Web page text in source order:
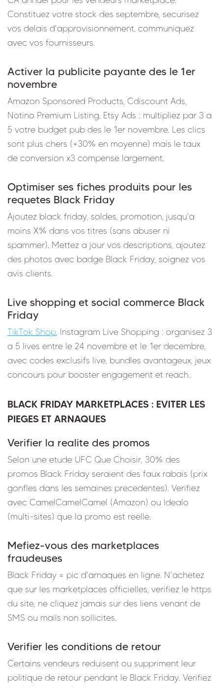
Constituez votre stock des septembre, securisez
vos delais d'approvisionnement, communiquez
avec vos fournisseurs.
Activer la publicite payante des le 1er
novembre
Amazon Sponsored Products, Cdiscount Ads,
Notino Premium Listing, Etsy Ads : multipliez par 3 a
5 votre budget pub des le 1er novembre. Les clics
sont plus chers (+30% en moyenne) mais le taux
de conversion x3 compense largement.
Optimiser ses fiches produits pour les
requetes Black Friday
Ajoutez black friday, soldes, promotion, jusqu'a
moins X% dans vos titres (sans abuser ni
spammer). Mettez a jour vos descriptions, ajoutez
des photos avec badge Black Friday, soignez vos
avis clients.
Live shopping et social commerce Black
Friday
TikTok Shop, Instagram Live Shopping : organisez 3
a 5 lives entre le 24 novembre et le 1er decembre,
avec codes exclusifs live, bundles avantageux, jeux
concours pour booster engagement et reach.
BLACK FRIDAY MARKETPLACES : EVITER LES
PIEGES ET ARNAQUES
Verifier la realite des promos
Selon une etude UFC Que Choisir, 30% des
promos Black Friday seraient des faux rabais (prix
gonfles dans les semaines precedentes). Verifiez
avec CamelCamelCamel (Amazon) ou Idealo
(multi-sites) que la promo est reelle.
Mefiez-vous des marketplaces
fraudeuses
Black Friday = pic d'arnaques en ligne. N'achetez
que sur les marketplaces officielles, verifiez le https
du site, ne cliquez jamais sur des liens venant de
SMS ou mails non sollicites.
Verifier les conditions de retour
Certains vendeurs reduisent ou suppriment leur
politique de retour pendant le Black Friday. Verifiez